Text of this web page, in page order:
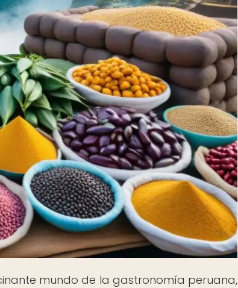
mundo de la gastronomía peruana,